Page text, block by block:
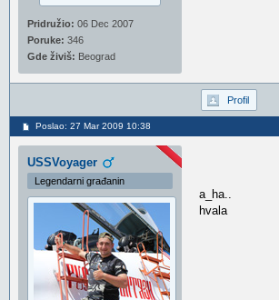
Pridružio: 06 Dec 2007
Poruke: 346
Gde živiš: Beograd
Profil
Poslao: 27 Mar 2009 10:38
USSVoyager
Legendarni građanin
a_ha..
hvala